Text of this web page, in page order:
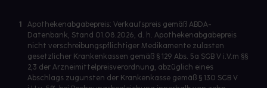
1
Apothekenabgabepreis: Verkaufspreis gemäß ABDA-
Datenbank, Stand 01.08.2026, d. h. Apothekenabgabepreis
nicht verschreibungspflichtiger Medikamente zulasten
gesetzlicher Krankenkassen gemäß § 129 Abs. 5a SGB V i.V.m §§
2,3 der Arzneimittelpreisverordnung, abzüglich eines
Abschlags zugunsten der Krankenkasse gemäß § 130 SGB V